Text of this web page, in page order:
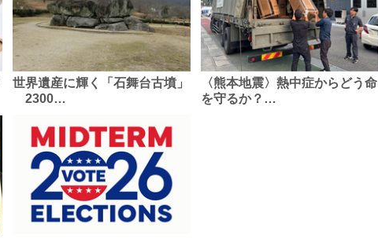
世界遺産に輝く「石舞台古墳」
2300…
〈熊本地震〉熱中症からどう命
を守るか？…